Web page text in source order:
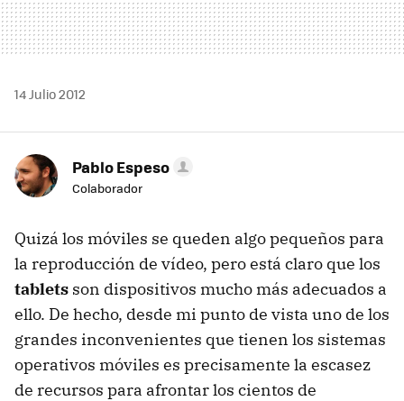
14 Julio 2012
Pablo Espeso
Colaborador
Quizá los móviles se queden algo pequeños para
la reproducción de vídeo, pero está claro que los
tablets son dispositivos mucho más adecuados a
ello. De hecho, desde mi punto de vista uno de los
grandes inconvenientes que tienen los sistemas
operativos móviles es precisamente la escasez
de recursos para afrontar los cientos de